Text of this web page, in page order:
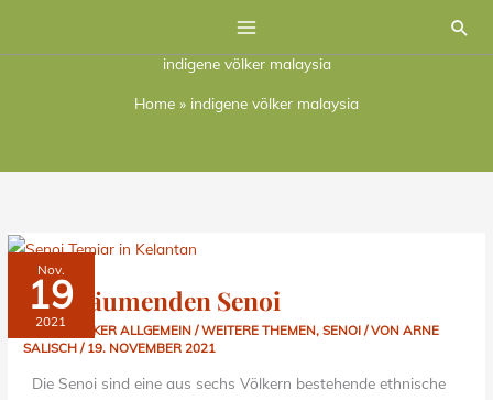
indigene völker malaysia
Home » indigene völker malaysia
Nov.
19
2021
Die träumenden Senoi
NATURVÖLKER ALLGEMEIN / WEITERE THEMEN,SENOI / VONARNE
SALISCH/ 19. NOVEMBER 2021
Die Senoi sind eine aus sechs Völkern bestehende ethnische
DIE
TRÄUMENDEN
SENOI